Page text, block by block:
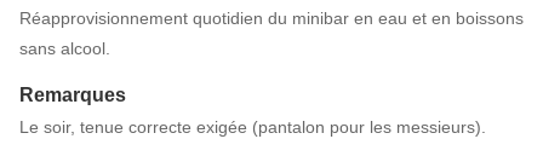
Réapprovisionnement quotidien du minibar en eau et en boissons
sans alcool.
Remarques
Le soir, tenue correcte exigée (pantalon pour les messieurs).